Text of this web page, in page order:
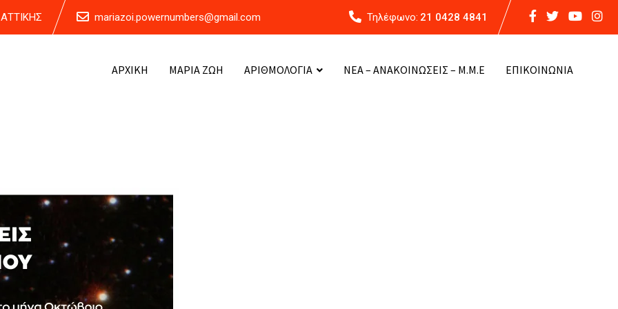
mariazoi.powernumbers@gmail.com Τηλέφωνο: 21 0428 4841
ΑΡΧΙΚΗ ΜΑΡΙΑ ΖΩΗ ΑΡΙΘΜΟΛΟΓΙΑ ΝΕΑ – ΑΝΑΚΟΙΝΩΣΕΙΣ – Μ.Μ.Ε ΕΠΙΚΟΙΝΩΝΙΑ